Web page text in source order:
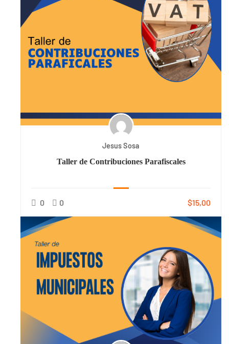
Jesus Sosa
Taller de Contribuciones Parafiscales
0 0 $15,00